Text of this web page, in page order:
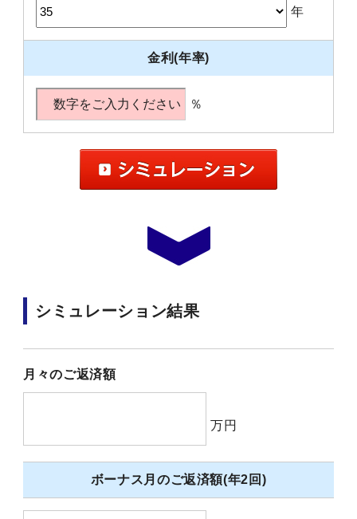
年
金利(年率)
％
シミュレーション結果
月々のご返済額
万円
ボーナス月のご返済額(年2回)